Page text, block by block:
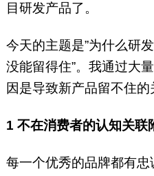
目研发产品了。
今天的主题是”为什么研
没能留得住”。我通过大
因是导致新产品留不住的
1 不在消费者的认知关联
每一个优秀的品牌都有